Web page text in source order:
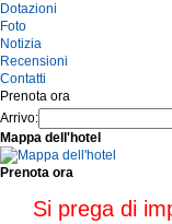
Dotazioni
Foto
Notizia
Recensioni
Contatti
Prenota ora
Arrivo:
Mappa dell'hotel
Prenota ora
Si prega di